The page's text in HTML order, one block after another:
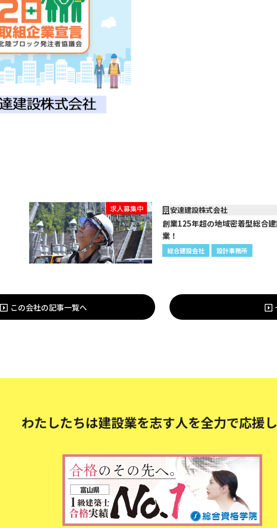
求人募集中 安達建設株式会社
創業125年超の地域密着型総合
業！
総合建設会社 設計事務所
この会社の記事一覧へ
わたしたちは建設業を志す人を全力で応援